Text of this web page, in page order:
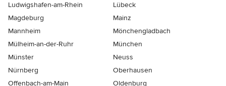
Ludwigshafen-am-Rhein
Lübeck
Magdeburg
Mainz
Mannheim
Mönchen­gladbach
Mülheim-an-der-Ruhr
München
Münster
Neuss
Nürnberg
Oberhausen
Offenbach-am-Main
Oldenburg